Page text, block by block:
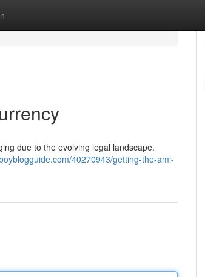
due to the evolving legal landscape.
40270943/getting-the-aml-